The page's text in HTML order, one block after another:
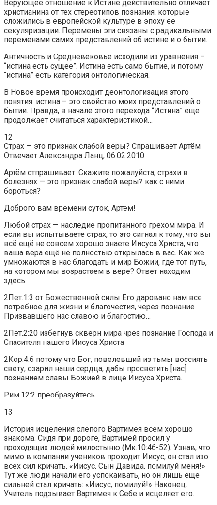
Верующее отношение к Истине действительно отличает
христианина от тех стереотипов познания, которые
сложились в европейской культуре в эпоху ее
секуляризации. Перемены эти связаны с радикальными
переменами самих представлений об истине и о бытии.
Античность и Средневековье исходили из уравнения –
“истина есть сущее”. Истина есть само бытие, и потому
“истина” есть категория онтологическая.
В Новое время происходит деонтологизация этого
понятия: истина – это свойство моих представлений о
бытии. Правда, в начале этого перехода “Истина” еще
продолжает считаться характеристикой…
12
Страх — это признак слабой веры? Спрашивает Артём
Отвечает Александра Ланц, 06.02.2010
Артём стпрашивает: Скажите пожалуйста, страхи в
болезнях — это признак слабой веры? как с ними
бороться?
Доброго вам времени суток, Артём!
Любой страх — наследие пропитанного грехом мира. И
если вы испытываете страх, то это сигнал к тому, что вы
всё ещё не совсем хорошо знаете Иисуса Христа, что
ваша вера ещё не полностью открылась в вас. Как же
умножаются в нас благодать и мир Божии, где тот путь,
на котором мы возрастаем в вере? Ответ находим
здесь:
2Пет.1:3 от Божественной силы Его даровано нам все
потребное для жизни и благочестия, через познание
Призвавшего нас славою и благостию…
2Пет.2:20 избегнув скверн мира чрез познание Господа и
Спасителя нашего Иисуса Христа
2Кор.4:6 потому что Бог, повелевший из тьмы воссиять
свету, озарил наши сердца, дабы просветить [нас]
познанием славы Божией в лице Иисуса Христа.
Рим.12:2 преобразуйтесь…
13
История исцеления слепого Вартимея всем хорошо
знакома. Сидя при дороге, Вартимей просил у
проходящих людей милостыню (Мк.10:46-52). Узнав, что
мимо в компании учеников проходит Иисус, он стал изо
всех сил кричать, «Иисус, Сын Давида, помилуй меня!»
Тут же люди начали его успокаивать, но он лишь еще
сильней стал кричать: «Иисус, помилуй!» Наконец,
Учитель подзывает Вартимея к Себе и исцеляет его.